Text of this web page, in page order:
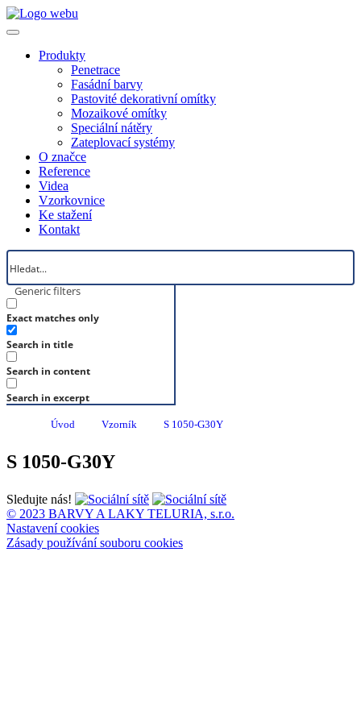
Produkty
Penetrace
Fasádní barvy
Pastovité dekorativní omítky
Mozaikové omítky
Speciální nátěry
Zateplovací systémy
O značce
Reference
Videa
Vzorkovnice
Ke stažení
Kontakt
Generic filters
Exact matches only
Search in title
Search in content
Search in excerpt
Úvod Vzorník S 1050-G30Y
S 1050-G30Y
Sledujte nás!
© 2023 BARVY A LAKY TELURIA, s.r.o.
Nastavení cookies
Zásady používání souboru cookies